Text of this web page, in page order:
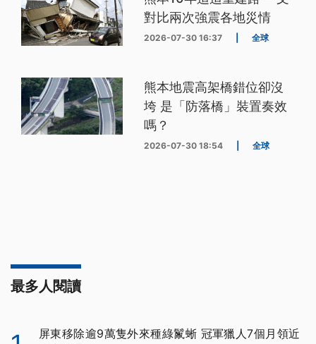
對比兩次強震各地災情
2026-07-30 16:37 全球
熊本地震高架橋錯位卻沒
垮 是「防落橋」裝置奏效
嗎？
2026-07-30 18:54 全球
最多人閱讀
屏東移除逾9萬隻外來種綠鬣蜥 冠軍獵人7個月領近